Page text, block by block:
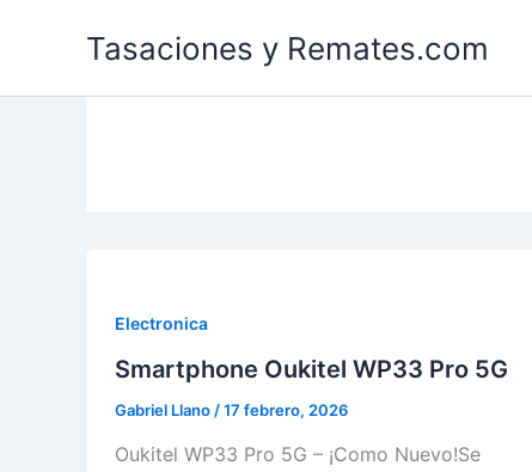
Tasaciones y Remates.com
Electronica
Smartphone Oukitel WP33 Pro 5G
Gabriel Llano /17 febrero, 2026
Oukitel WP33 Pro 5G – ¡Como Nuevo!​Se